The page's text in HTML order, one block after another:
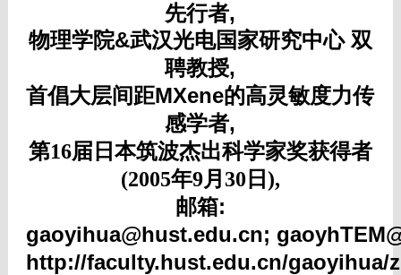
先行者,
物理学院&武汉光电国家研究中心 双
聘教授,
首倡大层间距MXene的高灵敏度力传
感学者,
第16届日本筑波杰出科学家奖获得者
(2005年9月30日),
邮箱:
gaoyihua@hust.edu.cn;
http://faculty.hust.edu.cn/gaoyihua/